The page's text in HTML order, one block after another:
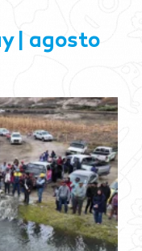
agosto